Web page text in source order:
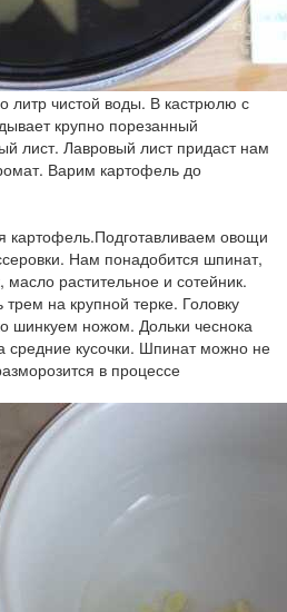
литр чистой воды. В кастрюлю с
крупно порезанный
лист. Лавровый лист придаст нам
Варим картофель до
картофель.Подготавливаем овощи
Нам понадобится шпинат,
масло растительное и сотейник.
на крупной терке. Головку
шинкуем ножом. Дольки чеснока
кусочки. Шпинат можно не
в процессе